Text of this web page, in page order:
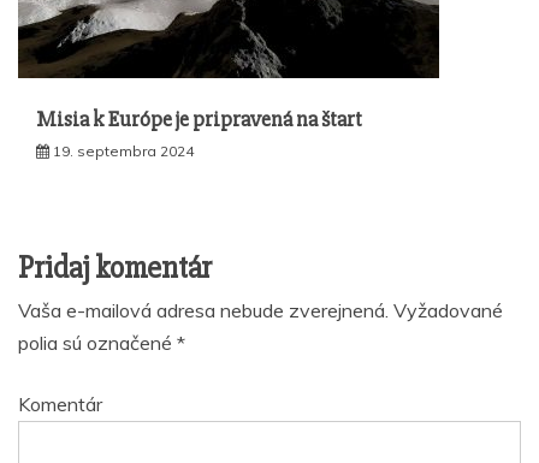
Misia k Európe je pripravená na štart
19. septembra 2024
Pridaj komentár
Vaša e-mailová adresa nebude zverejnená. Vyžadované
polia sú označené *
Komentár